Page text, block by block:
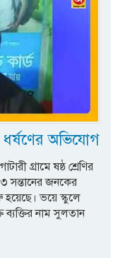
ধর্ষণের অভিযোগ
গ্রামে ষষ্ঠ শ্রেণির
সন্তানের জনকের
ভয়ে স্কুলে
ব্যক্তির নাম সুলতান